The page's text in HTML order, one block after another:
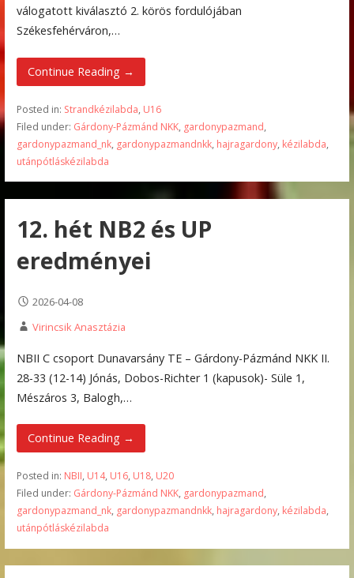
válogatott kiválasztó 2. körös fordulójában
Székesfehérváron,…
Continue Reading →
Posted in: Strandkézilabda, U16
Filed under: Gárdony-Pázmánd NKK, gardonypazmand,
gardonypazmand_nk, gardonypazmandnkk, hajragardony, kézilabda,
utánpótláskézilabda
12. hét NB2 és UP
eredményei
2026-04-08
Virincsik Anasztázia
NBII C csoport Dunavarsány TE – Gárdony-Pázmánd NKK II.
28-33 (12-14) Jónás, Dobos-Richter 1 (kapusok)- Süle 1,
Mészáros 3, Balogh,…
Continue Reading →
Posted in: NBII, U14, U16, U18, U20
Filed under: Gárdony-Pázmánd NKK, gardonypazmand,
gardonypazmand_nk, gardonypazmandnkk, hajragardony, kézilabda,
utánpótláskézilabda